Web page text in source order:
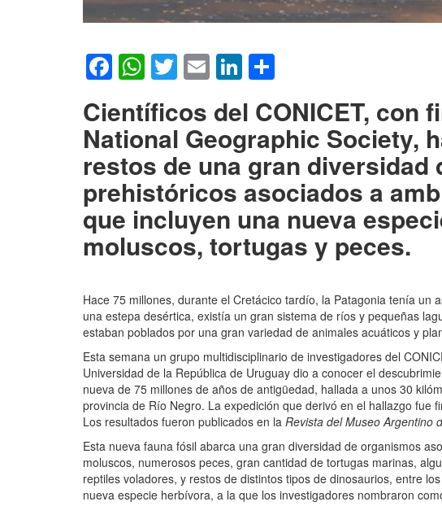
Facebook
WhatsApp
Twitter
EmailLinkedIn
Científicos del CONICET, con
National Geographic Society,
restos de una gran diversidad
prehistóricos asociados a
que incluyen una nueva
moluscos, tortugas y peces.
Hace 75 millones, durante el Cretácico tardío, la Patagonia tenía un
una estepa desértica, existía un gran sistema de ríos y pequeñas
estaban poblados por una gran variedad de animales acuáticos y
Esta semana un grupo multidisciplinario de investigadores del
Universidad de la República de Uruguay dio a conocer el
nueva de 75 millones de años de antigüedad, hallada a unos 30
provincia de Río Negro. La expedición que derivó en el hallazgo fue
Los resultados fueron publicados en la Revista del Museo Argentino
Esta nueva fauna fósil abarca una gran diversidad de organismos
moluscos, numerosos peces, gran cantidad de tortugas marinas,
reptiles voladores, y restos de distintos tipos de dinosaurios, entre
nueva especie herbívora, a la que los investigadores nombraron